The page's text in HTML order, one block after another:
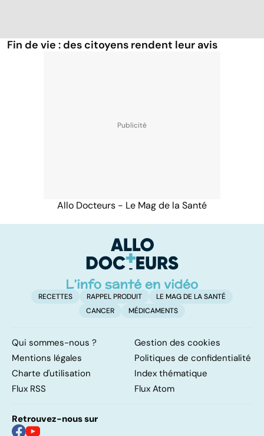
Fin de vie : des citoyens rendent leur avis
Allo Docteurs - Le Mag de la Santé
RECETTES RAPPEL PRODUIT
LE MAG DE LA SANTÉ
CANCER
MÉDICAMENTS
Qui sommes-nous ?
Gestion des cookies
Mentions légales
Politiques de confidentialité
Charte d'utilisation
Index thématique
Flux RSS
Flux Atom
Retrouvez-nous sur